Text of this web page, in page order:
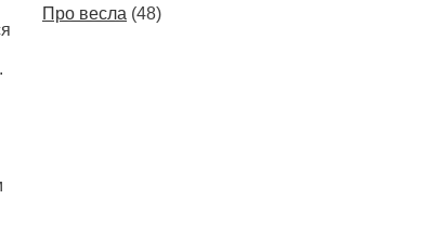
Про весла (48)